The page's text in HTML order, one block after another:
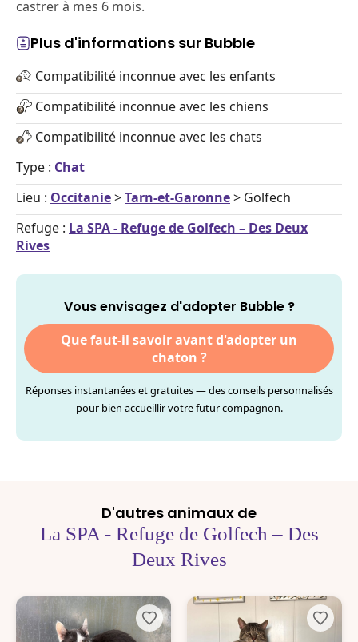
castrer à mes 6 mois.
Plus d'informations sur Bubble
Compatibilité inconnue avec les enfants
Compatibilité inconnue avec les chiens
Compatibilité inconnue avec les chats
Type : Chat
Lieu : Occitanie>Tarn-et-Garonne> Golfech
Refuge : La SPA - Refuge de Golfech – Des Deux
Rives
Vous envisagez d'adopter Bubble ?
Que faut-il savoir avant d'adopter un
chaton ?
Réponses instantanées et gratuites — des conseils personnalisés
pour bien accueillir votre futur compagnon.
D'autres animaux de
La SPA - Refuge de Golfech – Des
Deux Rives